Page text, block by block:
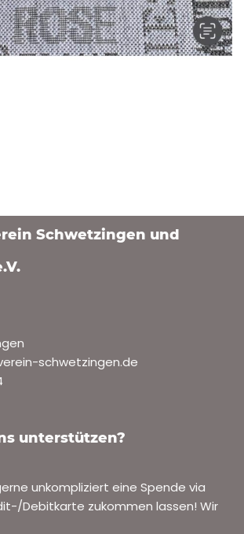
Schwetzingen und
schwetzingen.de
unterstützen?
unkompliziert eine Spende via
Debitkarte zukommen lassen! Wir